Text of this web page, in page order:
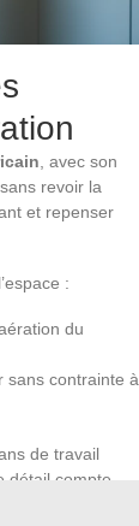
, avec son
revoir la
et repenser
:
du
sans contrainte à
de travail
détail compte